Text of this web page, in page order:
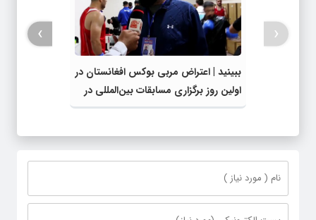
ببینید | اعتراض مربی بوکس افغانستان در
اولین روز برگزاری مسابقات بین‌المللی در
خوی
‹
›